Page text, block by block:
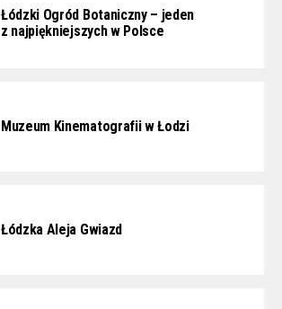
Łódzki Ogród Botaniczny – jeden
z najpiękniejszych w Polsce
Muzeum Kinematografii w Łodzi
Łódzka Aleja Gwiazd